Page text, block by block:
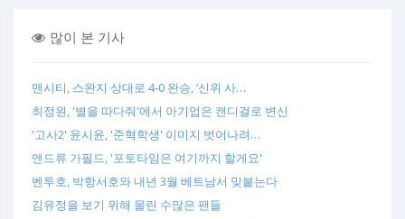
많이 본 기사
맨시티, 스완지 상대로 4-0 완승, ‘신위 사…
최정원, '별을 따다줘'에서 아기업은 캔디걸로 변신
'고사2' 윤시윤, '준혁학생' 이미지 벗어나려…
앤드류 가필드, '포토타임은 여기까지 할게요'
벤투호, 박항서호와 내년 3월 베트남서 맞붙는다
김유정을 보기 위해 몰린 수많은 팬들